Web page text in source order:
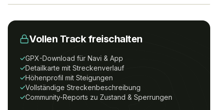
Um Zugriff auf diesen Track zu erhalten,
Access Abonnement.
Preise Anmelden Registrieren
Vollen Track freischalten
✓GPX-Download für Navi & App
✓Detailkarte mit Streckenverlauf
✓Höhenprofil mit Steigungen
✓Vollständige Streckenbeschreibung
✓Community-Reports zu Zustand & Sperrungen